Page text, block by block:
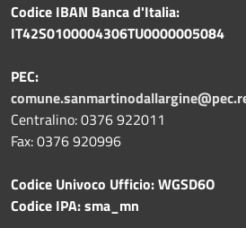
Codice IBAN Banca d'Italia:
IT42S0100004306TU0000005084
PEC:
Centralino: 0376 922011
Fax: 0376 920996
Codice Univoco Ufficio: WGSD6O
Codice IPA: sma_mn